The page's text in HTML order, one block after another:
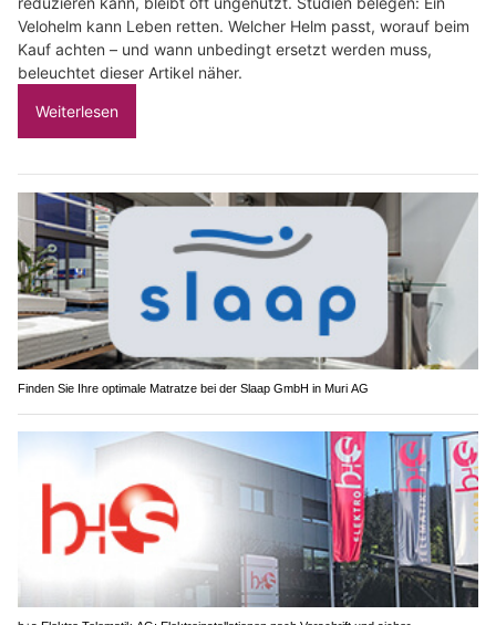
Velohelm kann Leben retten. Welcher Helm passt, worauf beim
Kauf achten – und wann unbedingt ersetzt werden muss,
beleuchtet dieser Artikel näher.
Weiterlesen
Finden Sie Ihre optimale Matratze bei der Slaap GmbH in Muri AG